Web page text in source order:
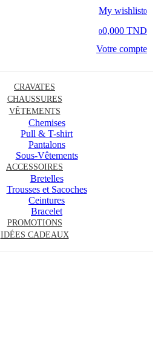
My wishlist0
00,000 TND
Votre compte
CRAVATES
CHAUSSURES
VÊTEMENTS
Chemises
Pull & T-shirt
Pantalons
Sous-Vêtements
ACCESSOIRES
Bretelles
Trousses et Sacoches
Ceintures
Bracelet
PROMOTIONS
IDÉES CADEAUX